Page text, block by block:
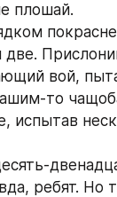
плошай.
вой,
то
испытав
ребят. Но